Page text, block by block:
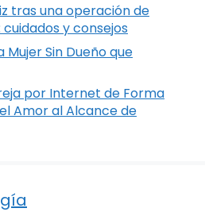
tras una operación de
y consejos
Mujer Sin Dueño que
por Internet de Forma
Amor al Alcance de